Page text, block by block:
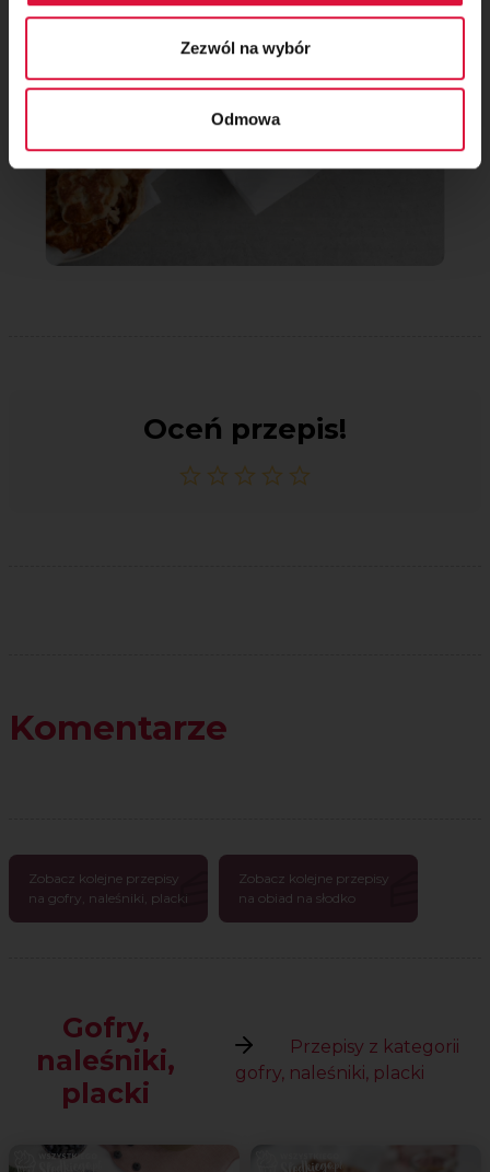
Zezwól na wybór
Odmowa
Oceń przepis!
Komentarze
Zobacz kolejne przepisy
na gofry, naleśniki, placki
Zobacz kolejne przepisy
na obiad na słodko
Gofry,
naleśniki,
placki
Przepisy z kategorii
gofry, naleśniki, placki